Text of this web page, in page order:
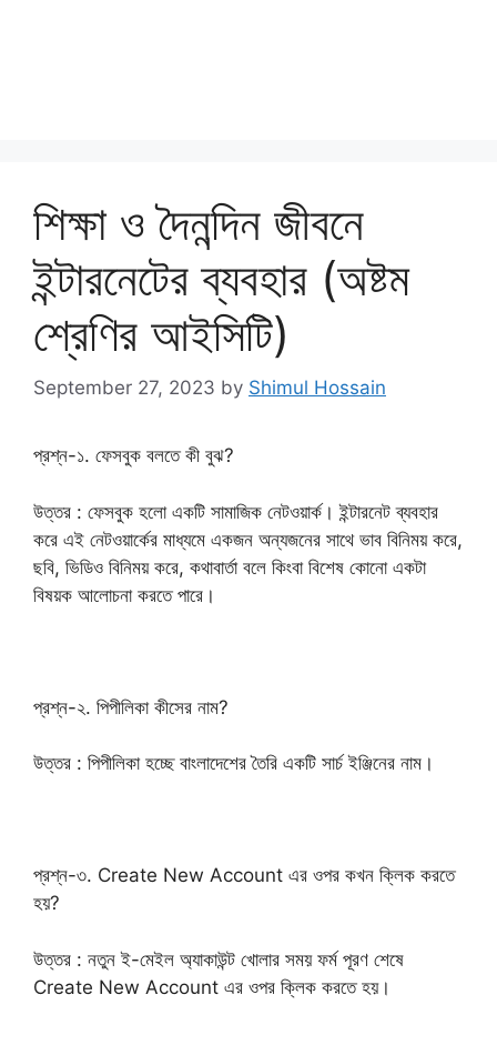
শিক্ষা ও দৈনন্দিন জীবনে
ইন্টারনেটের ব্যবহার (অষ্টম
শ্রেণির আইসিটি)
September 27, 2023 by Shimul Hossain
প্রশ্ন-১. ফেসবুক বলতে কী বুঝ?
উত্তর : ফেসবুক হলো একটি সামাজিক নেটওয়ার্ক। ইন্টারনেট ব্যবহার
করে এই নেটওয়ার্কের মাধ্যমে একজন অন্যজনের সাথে ভাব বিনিময় করে,
ছবি, ভিডিও বিনিময় করে, কথাবার্তা বলে কিংবা বিশেষ কোনো একটা
বিষয়ক আলোচনা করতে পারে।
প্রশ্ন-২. পিপীলিকা কীসের নাম?
উত্তর : পিপীলিকা হচ্ছে বাংলাদেশের তৈরি একটি সার্চ ইঞ্জিনের নাম।
প্রশ্ন-৩. Create New Account এর ওপর কখন ক্লিক করতে
হয়?
উত্তর : নতুন ই-মেইল অ্যাকাউন্ট খোলার সময় ফর্ম পূরণ শেষে
Create New Account এর ওপর ক্লিক করতে হয়।